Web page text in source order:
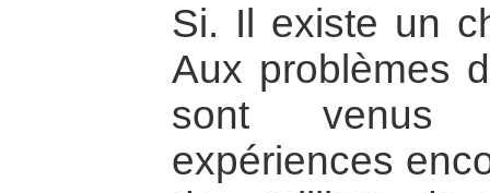
Si. Il existe un
Aux problèmes
sont venus
expériences